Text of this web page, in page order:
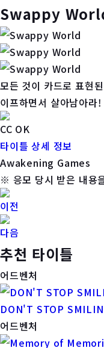
Swappy
모든 것이 카드로 표현
이프하면서 살아남아라!
CC OK
타이틀 상세 정보
Awakening Games
※ 응모 당시 받은 내용
이전
다음
추천 타이틀
어드벤처
DON'T STOP
어드벤처